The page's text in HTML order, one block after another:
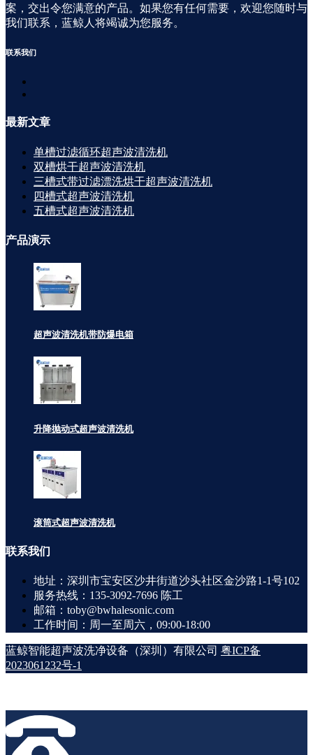
案，交出令您满意的产品。如果您有任何需要，欢迎您随时与
我们联系，蓝鲸人将竭诚为您服务。
联系我们
最新文章
单槽过滤循环超声波清洗机
双槽烘干超声波清洗机
三槽式带过滤漂洗烘干超声波清洗机
四槽式超声波清洗机
五槽式超声波清洗机
产品演示
超声波清洗机带防爆电箱
升降抛动式超声波清洗机
滚筒式超声波清洗机
联系我们
地址：深圳市宝安区沙井街道沙头社区金沙路1-1号102
服务热线：135-3092-7696 陈工
邮箱：toby@bwhalesonic.com
工作时间：周一至周六，09:00-18:00
蓝鲸智能超声波洗净设备（深圳）有限公司 粤ICP备
2023061232号-1